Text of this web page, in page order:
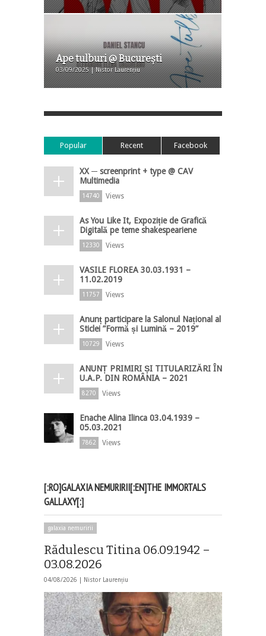
Ape tulburi @ Bucureşti
03/09/2025 | Nistor Laurențiu
Popular Recent Facebook
XX ─ screenprint + type @ CAV
Multimedia
14740 Views
As You Like It, Expoziție de Grafică
Digitală pe teme shakespeariene
12330 Views
VASILE FLOREA 30.03.1931 –
11.02.2019
11757 Views
Anunț participare la Salonul Național al
Sticlei ”Formă și Lumină – 2019”
10729 Views
ANUNȚ PRIMIRI ȘI TITULARIZĂRI ÎN
U.A.P. DIN ROMÂNIA – 2021
8270 Views
Enache Alina Ilinca 03.04.1939 –
05.03.2021
7862 Views
[:RO]GALAXIA NEMURIRII[:EN]THE IMMORTALS
GALLAXY[:]
galaxia nemuririi
Rădulescu Titina 06.09.1942 –
03.08.2026
04/08/2026 | Nistor Laurențiu